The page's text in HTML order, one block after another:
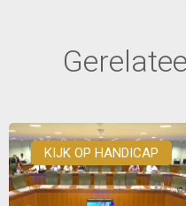
KIJK OP HANDICAP